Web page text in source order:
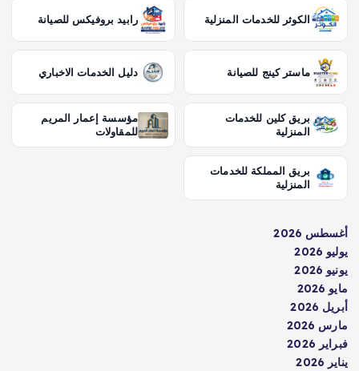
الكوثر للخدمات المنزلية رابيد بروفيكس للصيانة
ماستر كينج للصيانة دليل الخدمات الاخباري
بريق كلين للخدمات
المنزلية
مؤسسة إعمار المريم
للمقاولات
بريق المملكة للخدمات
المنزلية
أغسطس 2026
يوليو 2026
يونيو 2026
مايو 2026
أبريل 2026
مارس 2026
فبراير 2026
يناير 2026